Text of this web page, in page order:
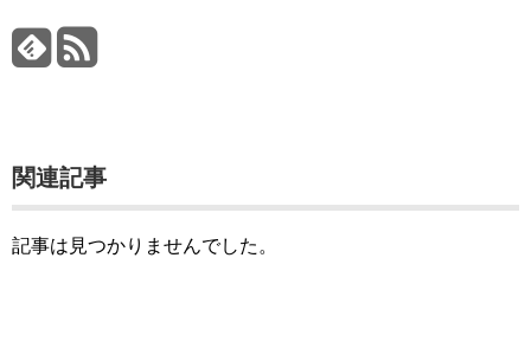
関連記事
記事は見つかりませんでした。